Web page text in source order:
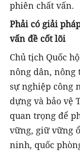
phiên chất vấn.
Phải có giải
vấn đề cốt lõi
Chủ tịch Quốc
nông dân,
sự nghiệp công
dựng và bảo vệ
quan trọng để
vững, giữ vững
ninh, quốc